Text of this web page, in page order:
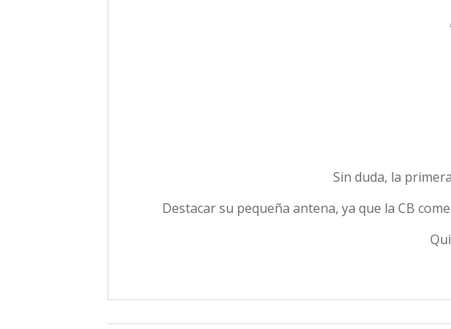
Sin duda, la
Destacar su pequeña antena, ya que la CB